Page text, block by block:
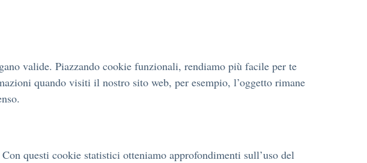
valide. Piazzando cookie funzionali, rendiamo più facile per te
quando visiti il nostro sito web, per esempio, l’oggetto rimane
questi cookie statistici otteniamo approfondimenti sull’uso del